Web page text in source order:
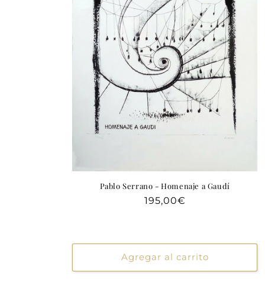
Pablo Serrano - Homenaje a Gaudí
Precio
195,00€
Agregar al carrito